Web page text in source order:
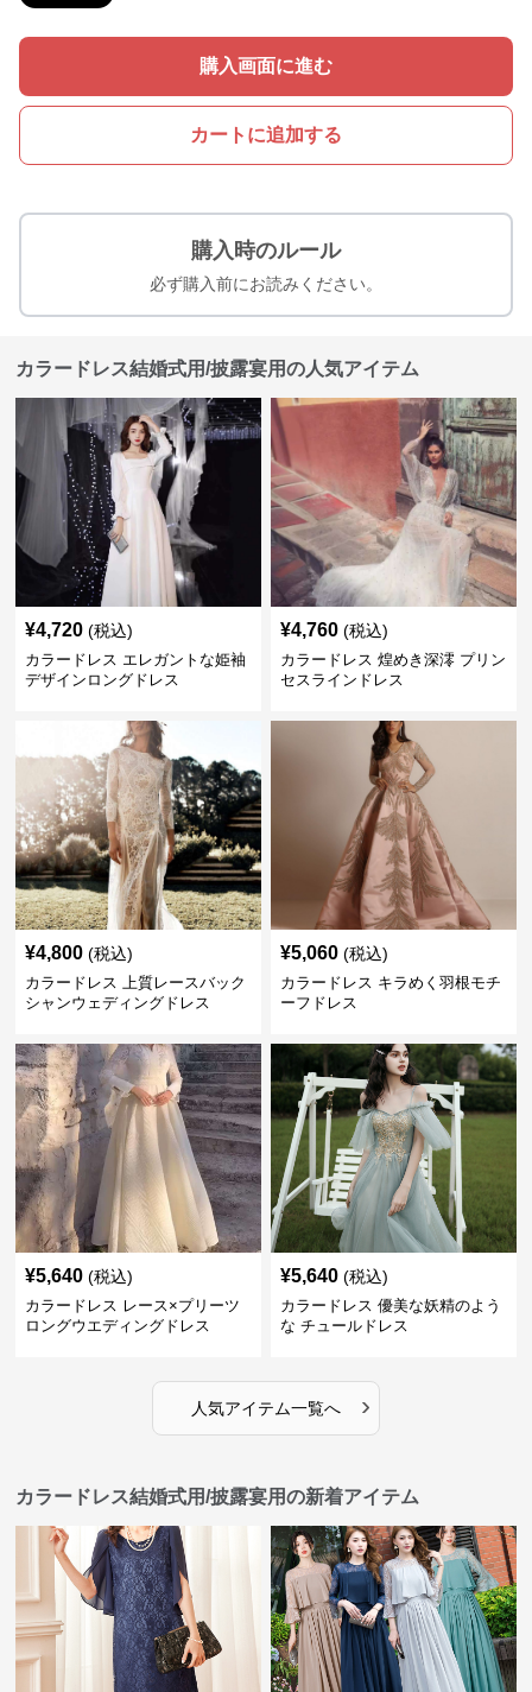
購入画面に進む
カートに追加する
購入時のルール
必ず購入前にお読みください。
カラードレス結婚式用/披露宴用の人気アイテム
¥4,720 (税込)
カラードレス エレガントな姫袖
デザインロングドレス
¥4,760 (税込)
カラードレス 煌めき深澪 プリン
セスラインドレス
¥4,800 (税込)
カラードレス 上質レースバック
シャンウェディングドレス
¥5,060 (税込)
カラードレス キラめく羽根モチ
ーフドレス
¥5,640 (税込)
カラードレス レース×プリーツ
ロングウエディングドレス
¥5,640 (税込)
カラードレス 優美な妖精のよう
な チュールドレス
人気アイテム一覧へ ›
カラードレス結婚式用/披露宴用の新着アイテム